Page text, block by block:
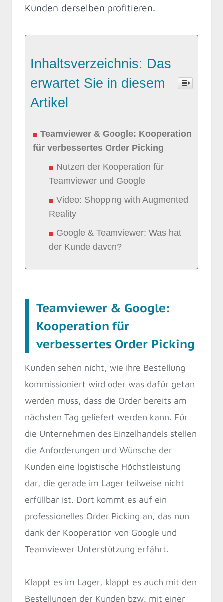
Kunden derselben profitieren.
Inhaltsverzeichnis: Das
erwartet Sie in diesem
Artikel
Teamviewer & Google: Kooperation
für verbessertes Order Picking
Nutzen der Kooperation für
Teamviewer und Google
Video: Shopping with Augmented
Reality
Google & Teamviewer: Was hat
der Kunde davon?
Teamviewer & Google:
Kooperation für
verbessertes Order Picking
Kunden sehen nicht, wie ihre Bestellung
kommissioniert wird oder was dafür getan
werden muss, dass die Order bereits am
nächsten Tag geliefert werden kann. Für
die Unternehmen des Einzelhandels stellen
die Anforderungen und Wünsche der
Kunden eine logistische Höchstleistung
dar, die gerade im Lager teilweise nicht
erfüllbar ist. Dort kommt es auf ein
professionelles Order Picking an, das nun
dank der Kooperation von Google und
Teamviewer Unterstützung erfährt.
Klappt es im Lager, klappt es auch mit den
Bestellungen der Kunden bzw. mit einer